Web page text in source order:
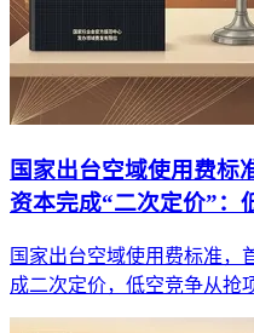
国家出台空域使用费标
资本完成“二次定价”：
国家出台空域使用费标准，
成二次定价，低空竞争从抢